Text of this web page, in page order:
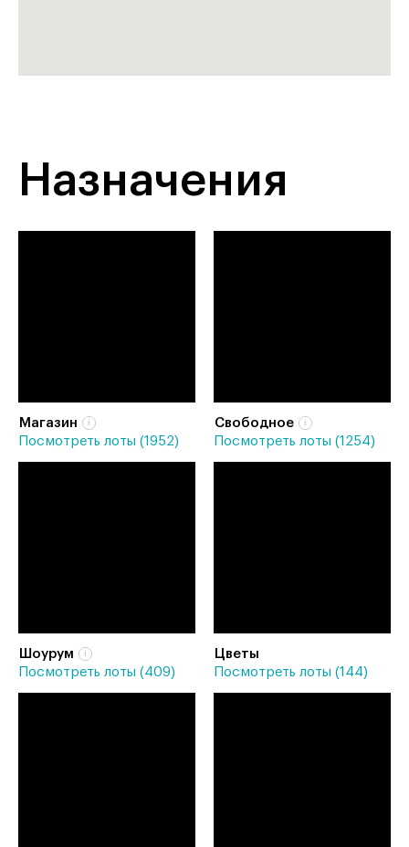
Назначения
Магазин
Посмотреть лоты (1952)
Свободное
Посмотреть лоты (1254)
Шоурум
Посмотреть лоты (409)
Цветы
Посмотреть лоты (144)